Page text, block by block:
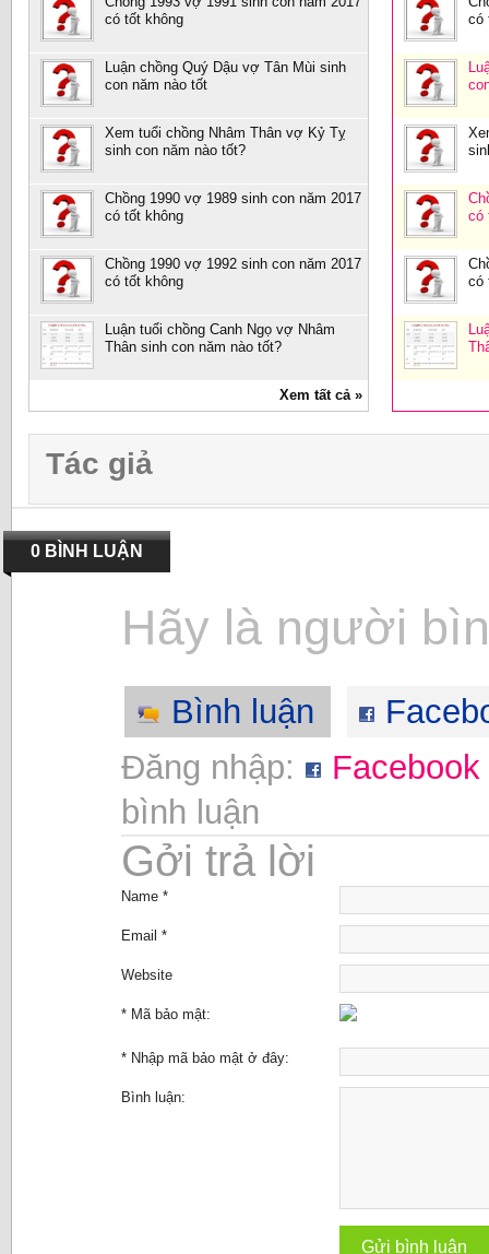
có tốt không
Luận chồng Quý Dậu vợ Tân Mùi sinh
con năm nào tốt
Xem tuổi chồng Nhâm Thân vợ Kỷ Tỵ
sinh con năm nào tốt?
Chồng 1990 vợ 1989 sinh con năm 2017
có tốt không
Chồng 1990 vợ 1992 sinh con năm 2017
có tốt không
Luận tuổi chồng Canh Ngọ vợ Nhâm
Thân sinh con năm nào tốt?
Xem tất cả »
có
có
có
Tác giả
0 BÌNH LUẬN
Hãy là người
Bình luận
Đăng nhập:
Facebook
bình luận
Gởi trả lời
Name *
Email *
Website
* Mã bảo mật:
* Nhập mã bảo mật ở đây:
Bình luận: